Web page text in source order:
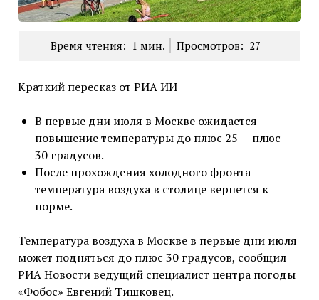
Время чтения: 1 мин. Просмотров: 27
Краткий пересказ от РИА ИИ
В первые дни июля в Москве ожидается
повышение температуры до плюс 25 — плюс
30 градусов.
После прохождения холодного фронта
температура воздуха в столице вернется к
норме.
Температура воздуха в Москве в первые дни июля
может подняться до плюс 30 градусов, сообщил
РИА Новости ведущий специалист центра погоды
«Фобос» Евгений Тишковец.